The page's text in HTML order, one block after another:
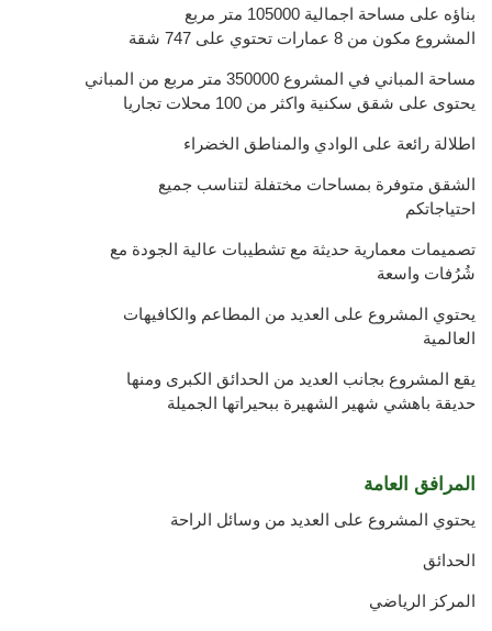
بناؤه على مساحة اجمالية 105000 متر مربع
المشروع مكون من 8 عمارات تحتوي على 747 شقة
مساحة المباني في المشروع 350000 متر مربع من المباني
يحتوى على شقق سكنية واكثر من 100 محلات تجاريا
اطلالة رائعة على الوادي والمناطق الخضراء
احتياجاتكم
شُرُفات واسعة
العالمية
حديقة باهشي شهير الشهيرة ببحيراتها الجميلة
المرافق العامة
يحتوي المشروع على العديد من وسائل الراحة
الحدائق
المركز الرياضي